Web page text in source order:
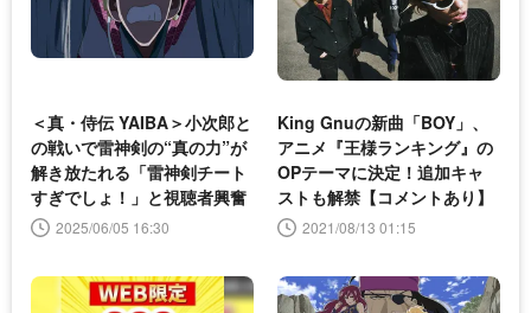
＜真・侍伝 YAIBA＞小次郎と
の戦いで雷神剣の“真の力”が
解き放たれる「雷神剣チート
すぎでしょ！」と視聴者興奮
2025/06/05 16:30
King Gnuの新曲「BOY」、
アニメ『王様ランキング』の
OPテーマに決定！追加キャ
ストも解禁【コメントあり】
2021/08/13 01:15